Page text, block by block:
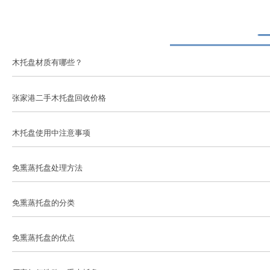
木托盘材质有哪些？
张家港二手木托盘回收价格
木托盘使用中注意事项
免熏蒸托盘处理方法
免熏蒸托盘的分类
免熏蒸托盘的优点